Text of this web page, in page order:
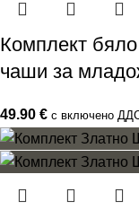
Комплект
чаши за
49.90 € с включено